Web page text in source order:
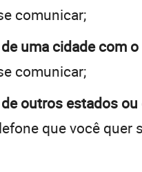
comunicar;
uma cidade com
comunicar;
outros estados
que você quer